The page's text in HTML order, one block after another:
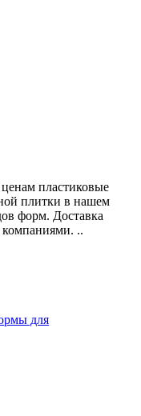
пластиковые
плитки в нашем
форм. Доставка
..
для